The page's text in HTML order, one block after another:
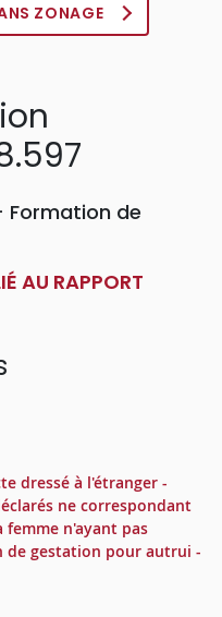
ZONAGE
Formation de
AU RAPPORT
dressé à l'étranger -
ne correspondant
femme n'ayant pas
de gestation pour autrui -